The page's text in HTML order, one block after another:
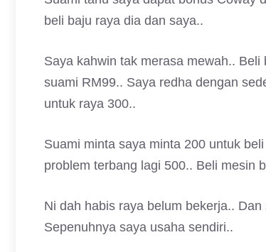
beli baju raya dia dan saya..
Saya kahwin tak merasa mewah..
suami RM99.. Saya redha dengan
untuk raya 300..
Suami minta saya minta 200 untuk
problem terbang lagi 500.. Beli mesin
Ni dah habis raya belum bekerja..
Sepenuhnya saya usaha sendiri..